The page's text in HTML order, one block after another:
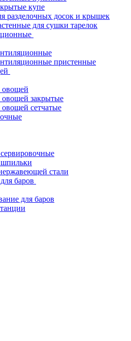
купе
разделочных досок и крышек
для сушки тарелок
пристенные
овощей
овощей закрытые
сетчатые
стали
баров
для баров